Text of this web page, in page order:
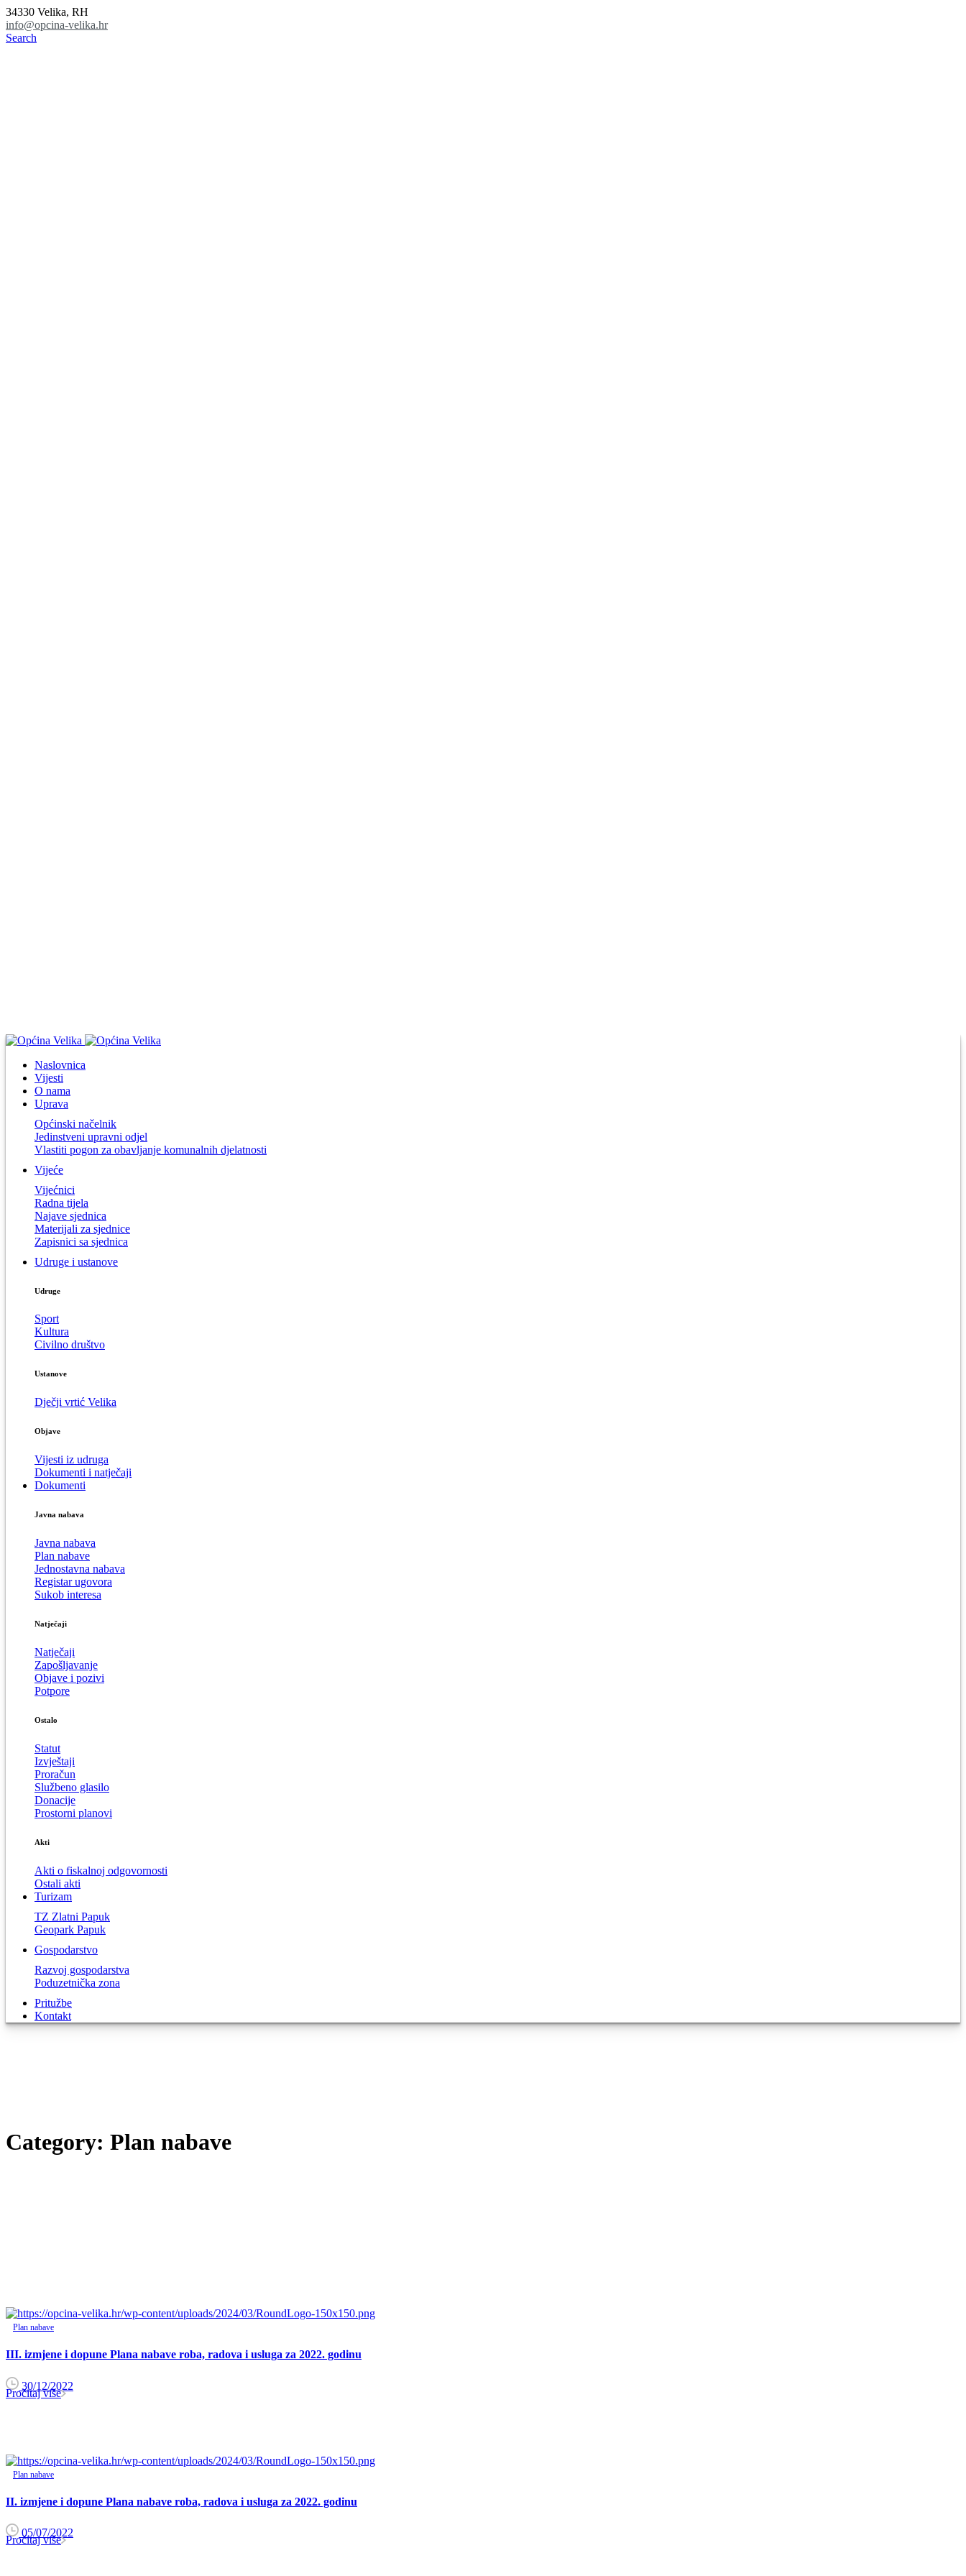
34330 Velika, RH
info@opcina-velika.hr
Search
Naslovnica
Vijesti
O nama
Uprava
Općinski načelnik
Jedinstveni upravni odjel
Vlastiti pogon za obavljanje komunalnih djelatnosti
Vijeće
Vijećnici
Radna tijela
Najave sjednica
Materijali za sjednice
Zapisnici sa sjednica
Udruge i ustanove
Udruge
Sport
Kultura
Civilno društvo
Ustanove
Dječji vrtić Velika
Objave
Vijesti iz udruga
Dokumenti i natječaji
Dokumenti
Javna nabava
Javna nabava
Plan nabave
Jednostavna nabava
Registar ugovora
Sukob interesa
Natječaji
Natječaji
Zapošljavanje
Objave i pozivi
Potpore
Ostalo
Statut
Izvještaji
Proračun
Službeno glasilo
Donacije
Prostorni planovi
Akti
Akti o fiskalnoj odgovornosti
Ostali akti
Turizam
TZ Zlatni Papuk
Geopark Papuk
Gospodarstvo
Razvoj gospodarstva
Poduzetnička zona
Pritužbe
Kontakt
Category: Plan nabave
Plan nabave
III. izmjene i dopune Plana nabave roba, radova i usluga za 2022. godinu
30/12/2022
Pročitaj više
Plan nabave
II. izmjene i dopune Plana nabave roba, radova i usluga za 2022. godinu
05/07/2022
Pročitaj više